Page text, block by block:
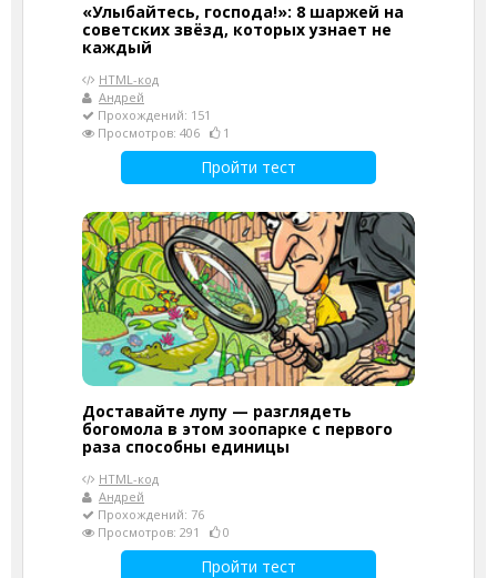
«Улыбайтесь, господа!»: 8 шаржей на
советских звёзд, которых узнает не
каждый
HTML-код
Андрей
Прохождений: 151
Просмотров: 406
1
Пройти тест
Доставайте лупу — разглядеть
богомола в этом зоопарке с первого
раза способны единицы
HTML-код
Андрей
Прохождений: 76
Просмотров: 291
0
Пройти тест